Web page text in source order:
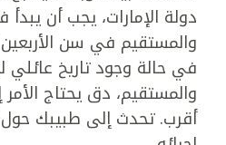
دولة الإمارات، يجب أن
والمستقيم في سن
في حالة وجود تاريخ عائلي
والمستقيم، دق يحتاج
أقرب. تحدث إلى طبيبك